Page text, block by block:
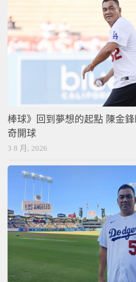
棒球》回到夢想的起點 陳金
奇開球
3 8 月, 2026